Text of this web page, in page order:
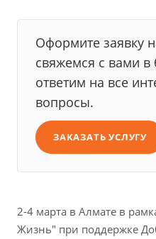
Оформите заявку
свяжемся с вами
ответим на все
вопросы.
ЗАКАЗАТЬ УСЛУГУ
2-4 марта в Алмате в
Жизнь" при поддержке